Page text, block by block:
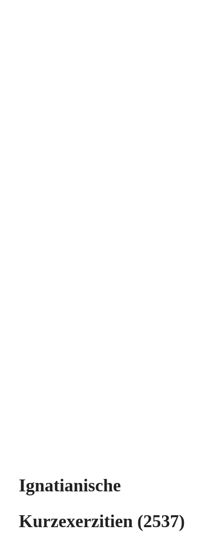
Ignatianische
Kurzexerzitien (2537)